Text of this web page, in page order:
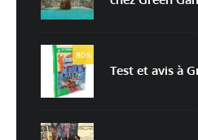
E-mail*
Enregistrer mon nom, mon e-mail et
mon prochain commentaire.
Prévenez-moi de tous les nouveaux
80%
Test et avis à